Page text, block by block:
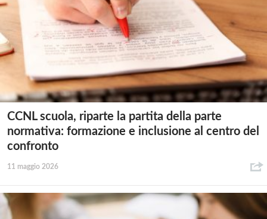
CCNL scuola, riparte la partita della parte
normativa: formazione e inclusione al centro del
confronto
11 maggio 2026